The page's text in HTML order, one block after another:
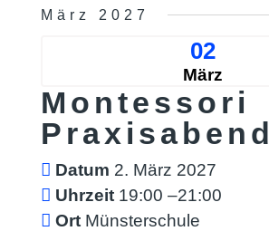
März 2027
02
März
Montessori
Praxisabend
Datum 2. März 2027
Uhrzeit 19:00 –21:00
Ort Münsterschule